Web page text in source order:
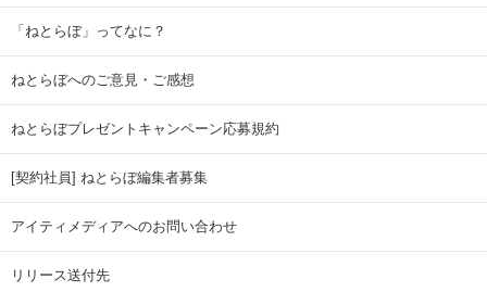
「ねとらぼ」ってなに？
ねとらぼへのご意見・ご感想
ねとらぼプレゼントキャンペーン応募規約
[契約社員] ねとらぼ編集者募集
アイティメディアへのお問い合わせ
リリース送付先